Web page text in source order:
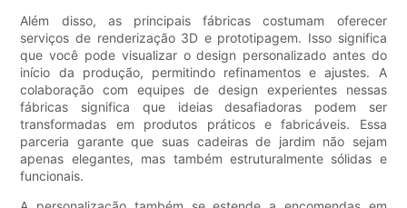
Além disso, as principais fábricas costumam oferecer
serviços de renderização 3D e prototipagem. Isso significa
que você pode visualizar o design personalizado antes do
início da produção, permitindo refinamentos e ajustes. A
colaboração com equipes de design experientes nessas
fábricas significa que ideias desafiadoras podem ser
transformadas em produtos práticos e fabricáveis. Essa
parceria garante que suas cadeiras de jardim não sejam
apenas elegantes, mas também estruturalmente sólidas e
funcionais.